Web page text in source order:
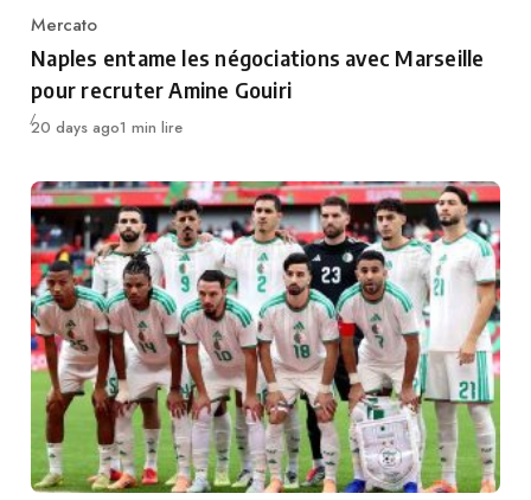
Category
Mercato
Naples entame les négociations avec Marseille
pour recruter Amine Gouiri
Publié
20 days ago1 min lire